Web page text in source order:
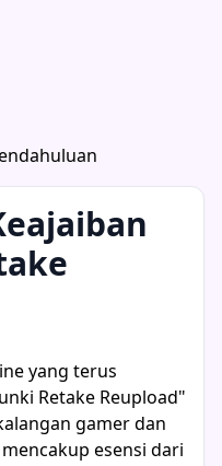
yang terus
Retake Reupload"
gamer dan
esensi dari